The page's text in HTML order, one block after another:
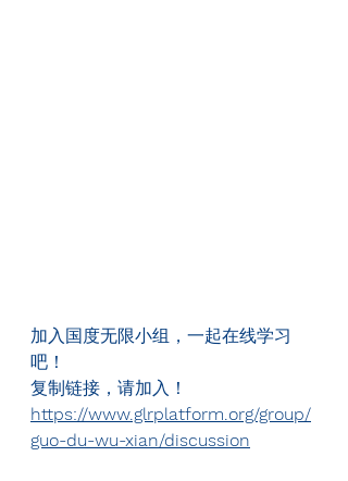
加入国度无限小组，一起在线学习
吧！
复制链接，请加入！
https://www.glrplatform.org/group/
guo-du-wu-xian/discussion